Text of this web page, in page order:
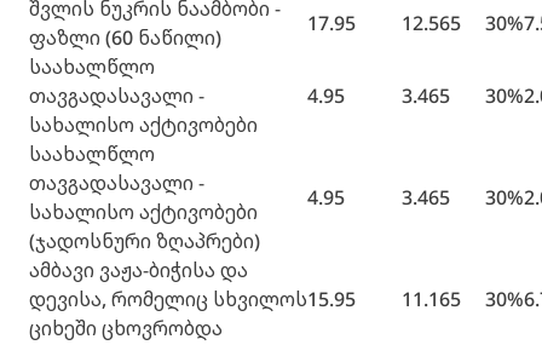
შვლის ნუკრის ნაამბობი -
ფაზლი (60 ნაწილი)
17.95 12.565 30%
საახალწლო
თავგადასავალი -
სახალისო აქტივობები
4.95 3.465 30%
საახალწლო
თავგადასავალი -
სახალისო აქტივობები
(ჯადოსნური ზღაპრები)
4.95 3.465 30%
ამბავი ვაჟა-ბიჭისა და
დევისა, რომელიც სხვილოს
ციხეში ცხოვრობდა
15.95 11.165 30%